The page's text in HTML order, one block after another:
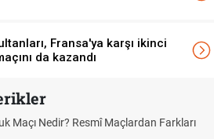
Fransa'ya karşı ikinci
da kazandı
Puan Durumunda AG, OM ve Diğer